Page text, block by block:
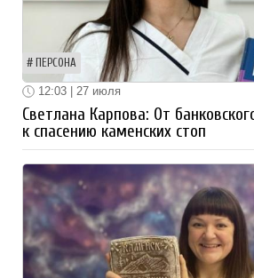
ПЕРСОНА
12:03 | 27 июля
Светлана Карпова: От
к спасению каменских стоп